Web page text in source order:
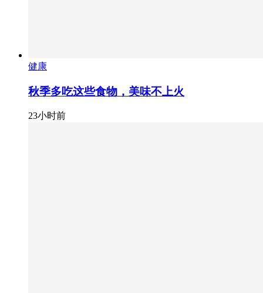
健康
秋季多吃这些食物，美味不上火
23小时前